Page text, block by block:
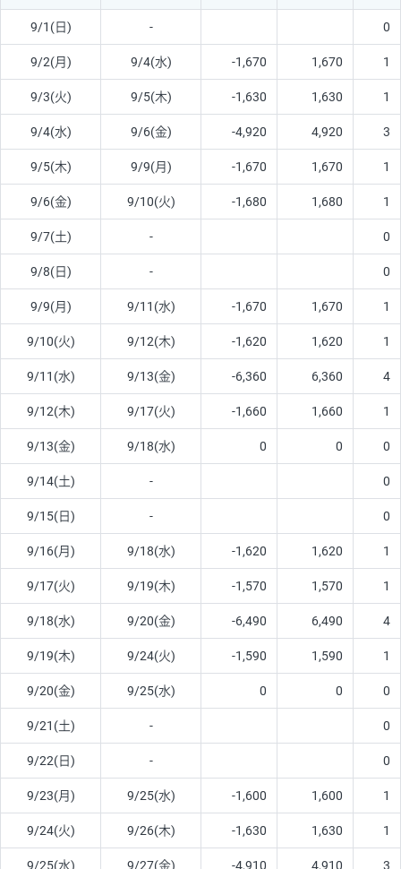
9/1(日) - 0
9/2(月) 9/4(水) -1,670 1,670 1
9/3(火) 9/5(木) -1,630 1,630 1
9/4(水) 9/6(金) -4,920 4,920 3
9/5(木) 9/9(月) -1,670 1,670 1
9/6(金) 9/10(火) -1,680 1,680 1
9/7(土) - 0
9/8(日) - 0
9/9(月) 9/11(水) -1,670 1,670 1
9/10(火) 9/12(木) -1,620 1,620 1
9/11(水) 9/13(金) -6,360 6,360 4
9/12(木) 9/17(火) -1,660 1,660 1
9/13(金) 9/18(水) 0 0 0
9/14(土) - 0
9/15(日) - 0
9/16(月) 9/18(水) -1,620 1,620 1
9/17(火) 9/19(木) -1,570 1,570 1
9/18(水) 9/20(金) -6,490 6,490 4
9/19(木) 9/24(火) -1,590 1,590 1
9/20(金) 9/25(水) 0 0 0
9/21(土) - 0
9/22(日) - 0
9/23(月) 9/25(水) -1,600 1,600 1
9/24(火) 9/26(木) -1,630 1,630 1
9/25(水) 9/27(金) -4,910 4,910 3